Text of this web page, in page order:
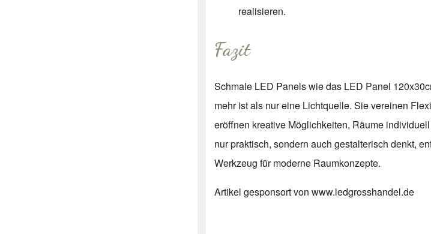
realisieren.
Fazit
Schmale LED Panels wie das LED Panel
mehr ist als nur eine Lichtquelle. Sie vereinen
eröffnen kreative Möglichkeiten, Räume
nur praktisch, sondern auch gestalterisch denkt,
Werkzeug für moderne Raumkonzepte.
Artikel gesponsort von www.ledgrosshandel.de